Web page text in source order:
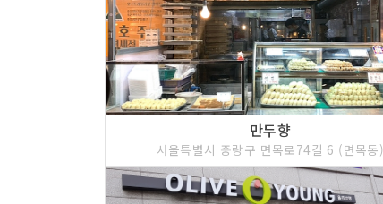
만두향
서울특별시 중랑구 면목로74길 6 (면목동)